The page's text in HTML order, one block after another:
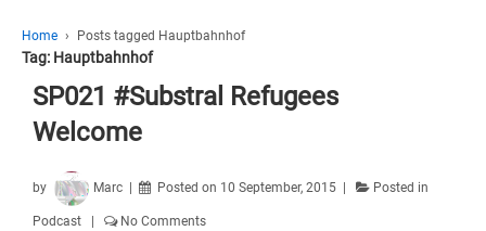
Home › Posts tagged Hauptbahnhof
Tag: Hauptbahnhof
SP021 #Substral Refugees
Welcome
by Marc Posted on 10 September, 2015 Posted in
Podcast No Comments